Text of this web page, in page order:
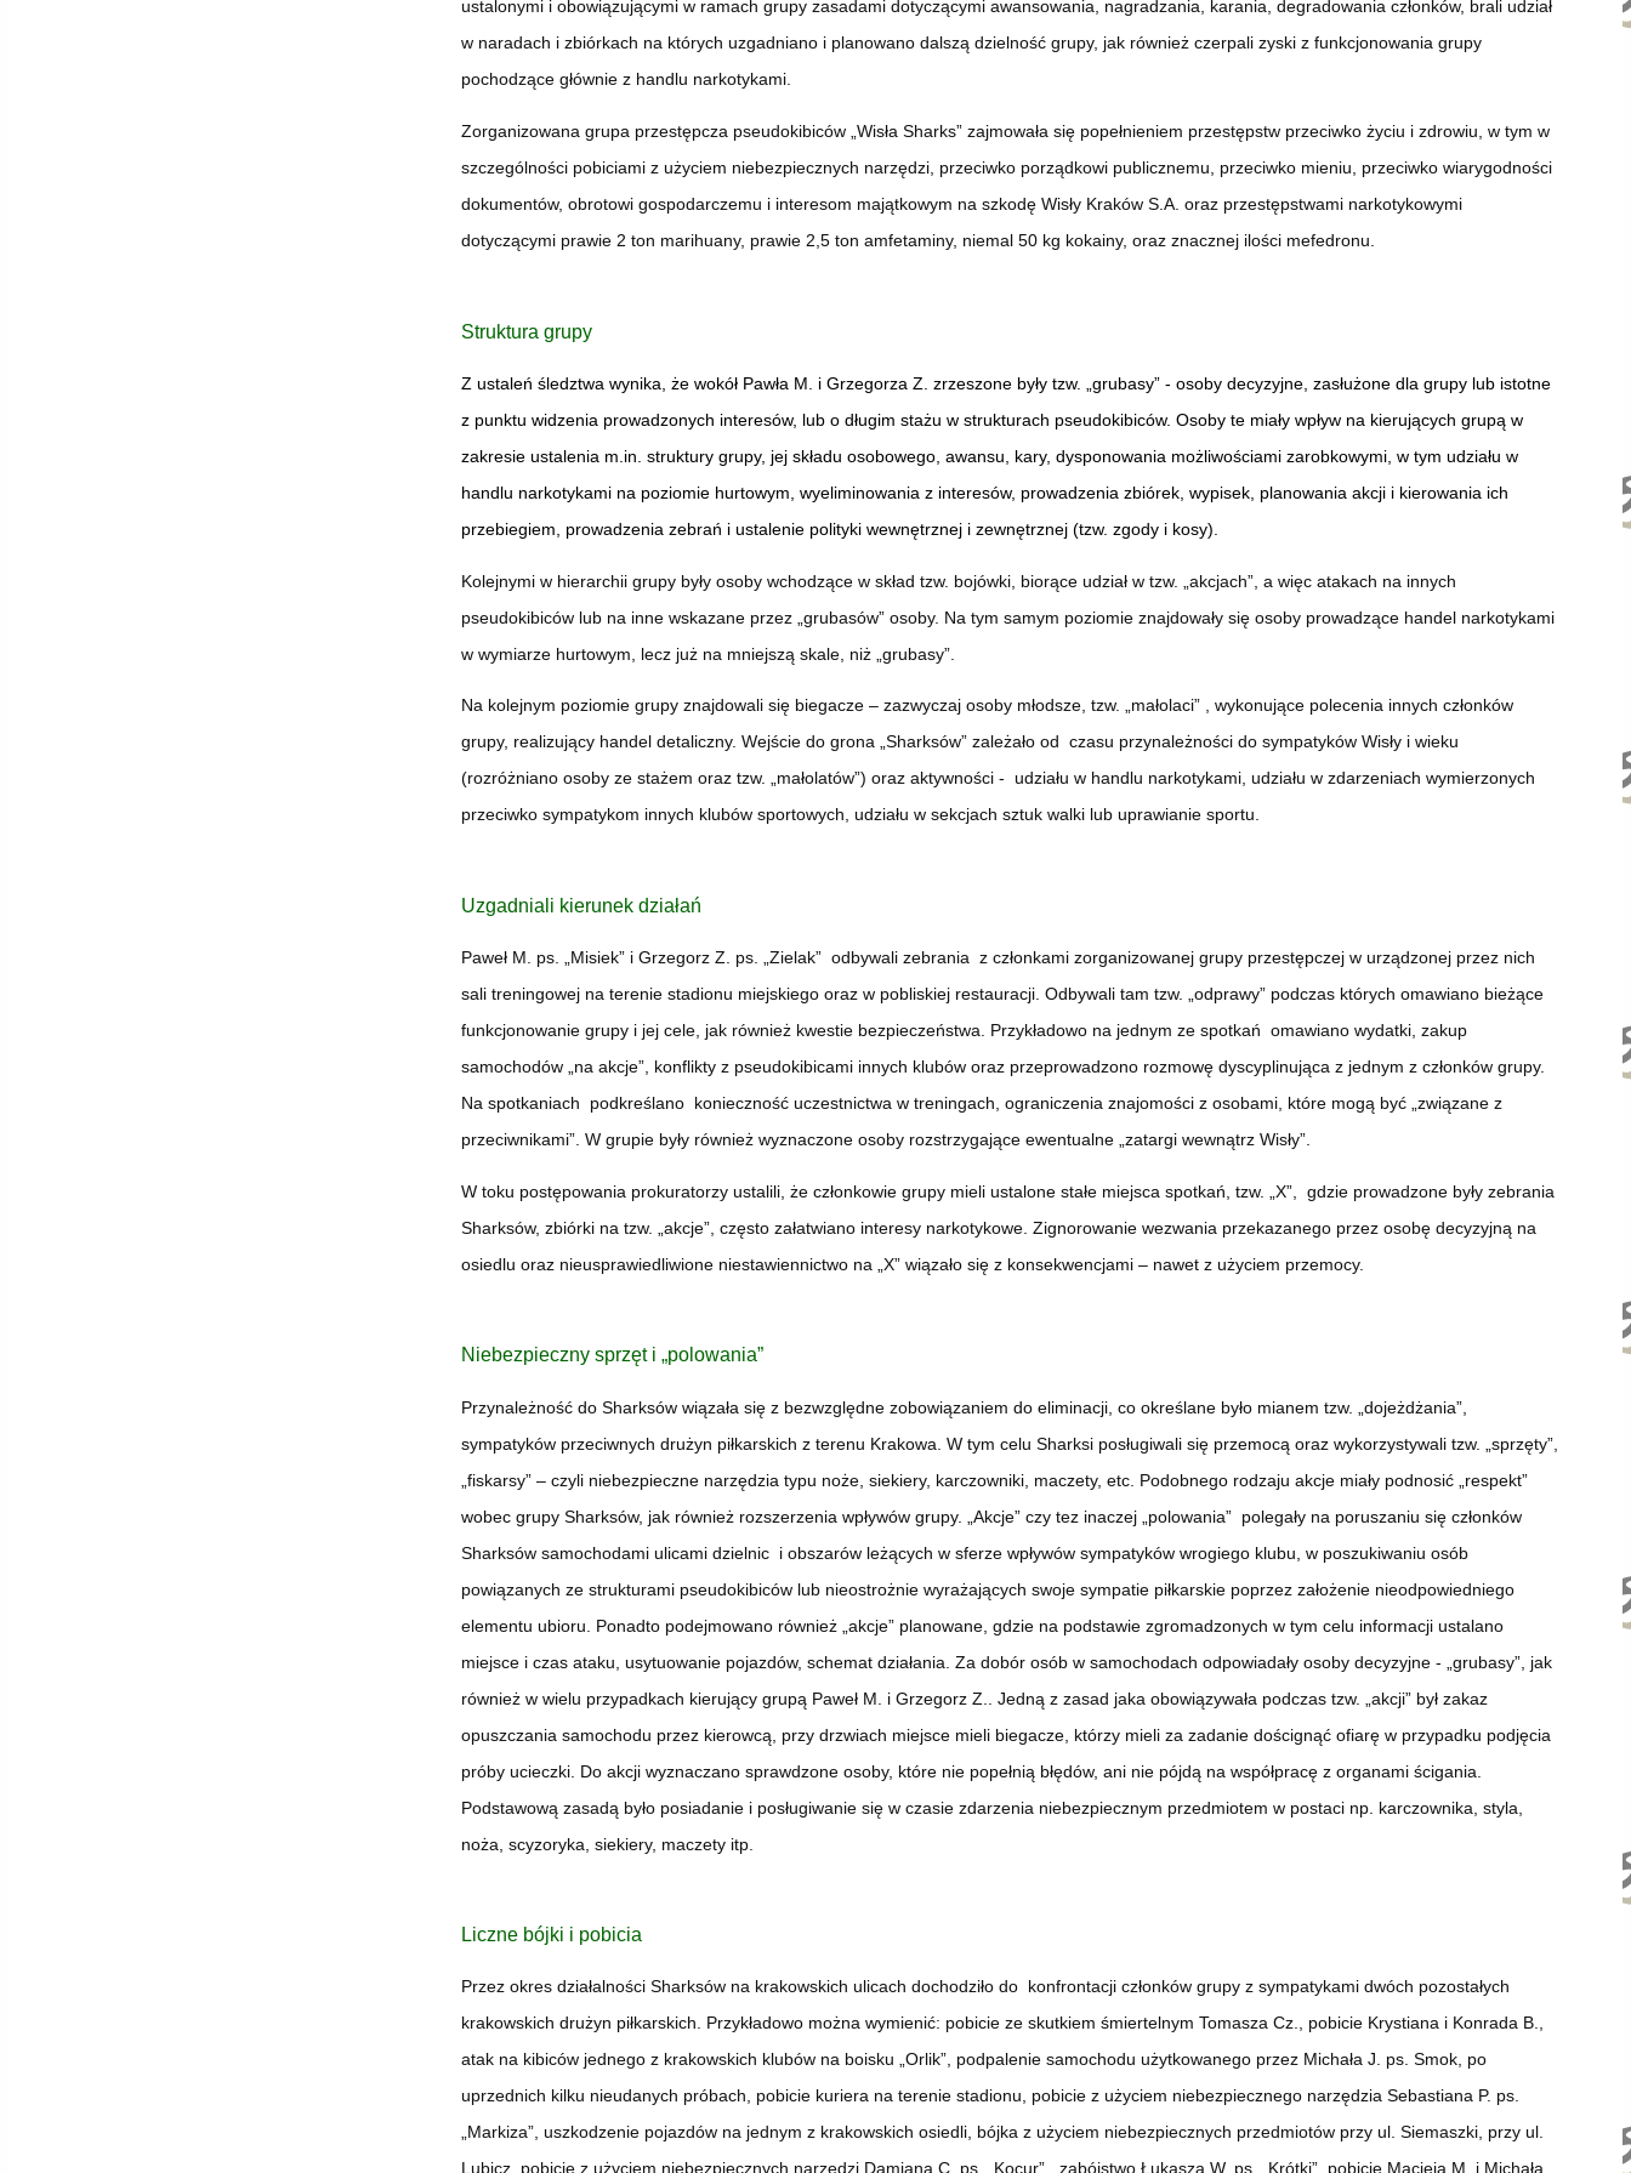
ustalonymi i obowiązującymi w ramach grupy zasadami dotyczącymi awansowania, nagradzania, karania, degradowania członków, brali udział
w naradach i zbiórkach na których uzgadniano i planowano dalszą dzielność grupy, jak również czerpali zyski z funkcjonowania grupy
pochodzące głównie z handlu narkotykami.
Zorganizowana grupa przestępcza pseudokibiców „Wisła Sharks” zajmowała się popełnieniem przestępstw przeciwko życiu i zdrowiu, w tym w
szczególności pobiciami z użyciem niebezpiecznych narzędzi, przeciwko porządkowi publicznemu, przeciwko mieniu, przeciwko wiarygodności
dokumentów, obrotowi gospodarczemu i interesom majątkowym na szkodę Wisły Kraków S.A. oraz przestępstwami narkotykowymi
dotyczącymi prawie 2 ton marihuany, prawie 2,5 ton amfetaminy, niemal 50 kg kokainy, oraz znacznej ilości mefedronu.
Struktura grupy
Z ustaleń śledztwa wynika, że wokół Pawła M. i Grzegorza Z. zrzeszone były tzw. „grubasy” - osoby decyzyjne, zasłużone dla grupy lub istotne
z punktu widzenia prowadzonych interesów, lub o długim stażu w strukturach pseudokibiców. Osoby te miały wpływ na kierujących grupą w
zakresie ustalenia m.in. struktury grupy, jej składu osobowego, awansu, kary, dysponowania możliwościami zarobkowymi, w tym udziału w
handlu narkotykami na poziomie hurtowym, wyeliminowania z interesów, prowadzenia zbiórek, wypisek, planowania akcji i kierowania ich
przebiegiem, prowadzenia zebrań i ustalenie polityki wewnętrznej i zewnętrznej (tzw. zgody i kosy).
Kolejnymi w hierarchii grupy były osoby wchodzące w skład tzw. bojówki, biorące udział w tzw. „akcjach”, a więc atakach na innych
pseudokibiców lub na inne wskazane przez „grubasów” osoby. Na tym samym poziomie znajdowały się osoby prowadzące handel narkotykami
w wymiarze hurtowym, lecz już na mniejszą skale, niż „grubasy”.
Na kolejnym poziomie grupy znajdowali się biegacze – zazwyczaj osoby młodsze, tzw. „małolaci” , wykonujące polecenia innych członków
grupy, realizujący handel detaliczny. Wejście do grona „Sharksów” zależało od czasu przynależności do sympatyków Wisły i wieku
(rozróżniano osoby ze stażem oraz tzw. „małolatów”) oraz aktywności - udziału w handlu narkotykami, udziału w zdarzeniach wymierzonych
przeciwko sympatykom innych klubów sportowych, udziału w sekcjach sztuk walki lub uprawianie sportu.
Uzgadniali kierunek działań
Paweł M. ps. „Misiek” i Grzegorz Z. ps. „Zielak” odbywali zebrania z członkami zorganizowanej grupy przestępczej w urządzonej przez nich
sali treningowej na terenie stadionu miejskiego oraz w pobliskiej restauracji. Odbywali tam tzw. „odprawy” podczas których omawiano bieżące
funkcjonowanie grupy i jej cele, jak również kwestie bezpieczeństwa. Przykładowo na jednym ze spotkań omawiano wydatki, zakup
samochodów „na akcje”, konflikty z pseudokibicami innych klubów oraz przeprowadzono rozmowę dyscyplinująca z jednym z członków grupy.
Na spotkaniach podkreślano konieczność uczestnictwa w treningach, ograniczenia znajomości z osobami, które mogą być „związane z
przeciwnikami”. W grupie były również wyznaczone osoby rozstrzygające ewentualne „zatargi wewnątrz Wisły”.
W toku postępowania prokuratorzy ustalili, że członkowie grupy mieli ustalone stałe miejsca spotkań, tzw. „X”, gdzie prowadzone były zebrania
Sharksów, zbiórki na tzw. „akcje”, często załatwiano interesy narkotykowe. Zignorowanie wezwania przekazanego przez osobę decyzyjną na
osiedlu oraz nieusprawiedliwione niestawiennictwo na „X” wiązało się z konsekwencjami – nawet z użyciem przemocy.
Niebezpieczny sprzęt i „polowania”
Przynależność do Sharksów wiązała się z bezwzględne zobowiązaniem do eliminacji, co określane było mianem tzw. „dojeżdżania”,
sympatyków przeciwnych drużyn piłkarskich z terenu Krakowa. W tym celu Sharksi posługiwali się przemocą oraz wykorzystywali tzw. „sprzęty”,
„fiskarsy” – czyli niebezpieczne narzędzia typu noże, siekiery, karczowniki, maczety, etc. Podobnego rodzaju akcje miały podnosić „respekt”
wobec grupy Sharksów, jak również rozszerzenia wpływów grupy. „Akcje” czy tez inaczej „polowania” polegały na poruszaniu się członków
Sharksów samochodami ulicami dzielnic i obszarów leżących w sferze wpływów sympatyków wrogiego klubu, w poszukiwaniu osób
powiązanych ze strukturami pseudokibiców lub nieostrożnie wyrażających swoje sympatie piłkarskie poprzez założenie nieodpowiedniego
elementu ubioru. Ponadto podejmowano również „akcje” planowane, gdzie na podstawie zgromadzonych w tym celu informacji ustalano
miejsce i czas ataku, usytuowanie pojazdów, schemat działania. Za dobór osób w samochodach odpowiadały osoby decyzyjne - „grubasy”, jak
również w wielu przypadkach kierujący grupą Paweł M. i Grzegorz Z.. Jedną z zasad jaka obowiązywała podczas tzw. „akcji” był zakaz
opuszczania samochodu przez kierowcą, przy drzwiach miejsce mieli biegacze, którzy mieli za zadanie doścignąć ofiarę w przypadku podjęcia
próby ucieczki. Do akcji wyznaczano sprawdzone osoby, które nie popełnią błędów, ani nie pójdą na współpracę z organami ścigania.
Podstawową zasadą było posiadanie i posługiwanie się w czasie zdarzenia niebezpiecznym przedmiotem w postaci np. karczownika, styla,
noża, scyzoryka, siekiery, maczety itp.
Liczne bójki i pobicia
Przez okres działalności Sharksów na krakowskich ulicach dochodziło do konfrontacji członków grupy z sympatykami dwóch pozostałych
krakowskich drużyn piłkarskich. Przykładowo można wymienić: pobicie ze skutkiem śmiertelnym Tomasza Cz., pobicie Krystiana i Konrada B.,
atak na kibiców jednego z krakowskich klubów na boisku „Orlik”, podpalenie samochodu użytkowanego przez Michała J. ps. Smok, po
uprzednich kilku nieudanych próbach, pobicie kuriera na terenie stadionu, pobicie z użyciem niebezpiecznego narzędzia Sebastiana P. ps.
„Markiza”, uszkodzenie pojazdów na jednym z krakowskich osiedli, bójka z użyciem niebezpiecznych przedmiotów przy ul. Siemaszki, przy ul.
Lubicz, pobicie z użyciem niebezpiecznych narzędzi Damiana C. ps. „Kocur”, zabójstwo Łukasza W. ps. „Krótki”, pobicie Macieja M. i Michała